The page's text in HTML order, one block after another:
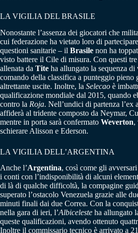
LA VIGILIA DEL BRASILE
Nonostante l’assenza dei giocatori che
cui federazione ha vietato loro di
questioni sanitarie – il Brasile non ha
visto battere il Cile di misura. Con questi
allenata da Tite ha allungato la sequenza
comando della classifica a punteggio pieno
altrettante uscite. Inoltre, la Selecao è
qualificazione mondiale dal 2015, quando
contro la Roja. Nell’undici di partenza l’ex
affiderà al tridente composto da Neymar,
mentre in porta sarà confermato Weverton,
schierare Alisson e Ederson.
LA VIGILIA DELL’ARGENTINA
Anche l’Argentina, così come gli
i conti con l’indisponibilità di alcuni
di là di qualche difficoltà, la compagine
superato l’ostacolo Venezuela grazie alle
minuti finali dai due Correa. Con la
nella gara di ieri, l’Albiceleste ha allungato
queste qualificazioni, avendo ottenuto
Inoltre il commissario tecnico è arrivato a